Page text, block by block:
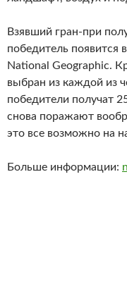
Взявший гран-при
победитель появится
National Geographic.
выбран из каждой из
победители получат
снова поражают
это все возможно на
Больше информации: